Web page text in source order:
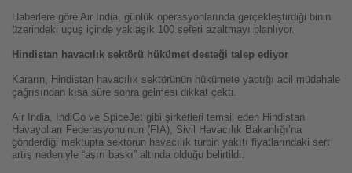
Haberlere göre Air India, günlük operasyonlarında gerçekleştirdiği binin
üzerindeki uçuş içinde yaklaşık 100 seferi azaltmayı planlıyor.
Hindistan havacılık sektörü hükümet desteği talep ediyor
Kararın, Hindistan havacılık sektörünün hükümete yaptığı acil müdahale
çağrısından kısa süre sonra gelmesi dikkat çekti.
Air India, IndiGo ve SpiceJet gibi şirketleri temsil eden Hindistan
Havayolları Federasyonu’nun (FIA), Sivil Havacılık Bakanlığı’na
gönderdiği mektupta sektörün havacılık türbin yakıtı fiyatlarındaki sert
artış nedeniyle “aşırı baskı” altında olduğu belirtildi.